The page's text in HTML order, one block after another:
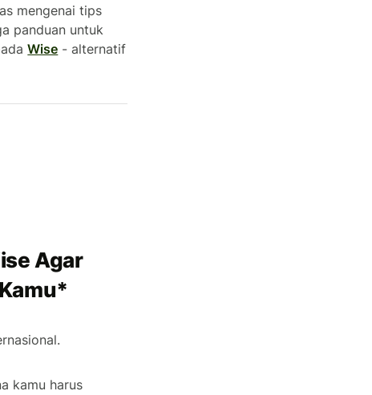
mengenai tips
panduan untuk
Wise - alternatif
Agar
kamu harus